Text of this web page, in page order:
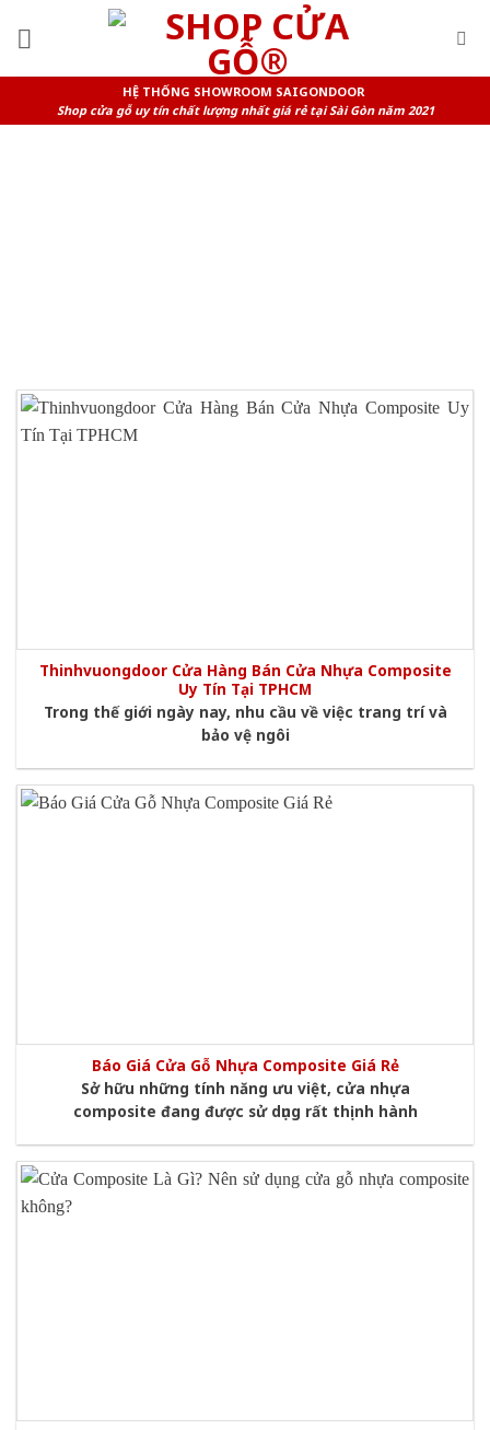
HỆ THỐNG SHOWROOM SAIGONDOOR
Shop cửa gỗ uy tín chất lượng nhất giá rẻ tại Sài Gòn năm 2021
Thinhvuongdoor Cửa Hàng Bán Cửa Nhựa Composite
Uy Tín Tại TPHCM
Trong thế giới ngày nay, nhu cầu về việc trang trí và
bảo vệ ngôi
Báo Giá Cửa Gỗ Nhựa Composite Giá Rẻ
Sở hữu những tính năng ưu việt, cửa nhựa
composite đang được sử dụng rất thịnh hành